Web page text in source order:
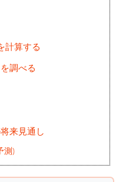
計算する
調べる
来見通し
測)